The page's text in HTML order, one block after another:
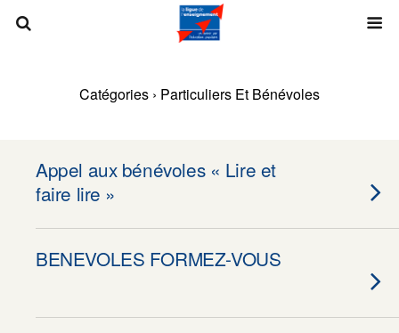
Catégories › Particuliers Et Bénévoles
Appel aux bénévoles « Lire et
faire lire »
BENEVOLES FORMEZ-VOUS